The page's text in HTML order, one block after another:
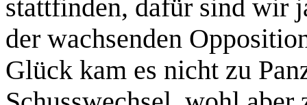
stattfinden, dafür sind wir
der wachsenden
Glück kam es nicht zu